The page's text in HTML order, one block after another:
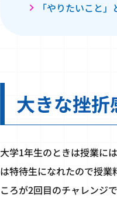
「やりたいこと
大きな挫
大学1年生のときは授業に
は特待生になれたので授
ころが2回目のチャレンジ